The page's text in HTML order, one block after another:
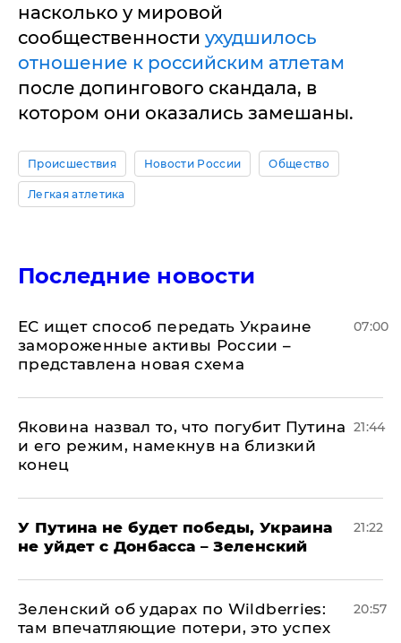
насколько у мировой
сообщественности ухудшилось
отношение к российским атлетам
после допингового скандала, в
котором они оказались замешаны.
Происшествия Новости России Общество
Легкая атлетика
Последние новости
ЕС ищет способ передать Украине
замороженные активы России –
представлена новая схема
07:00
Яковина назвал то, что погубит Путина
и его режим, намекнув на близкий
конец
21:44
У Путина не будет победы, Украина
не уйдет с Донбасса – Зеленский
21:22
Зеленский об ударах по Wildberries:
там впечатляющие потери, это успех
20:57